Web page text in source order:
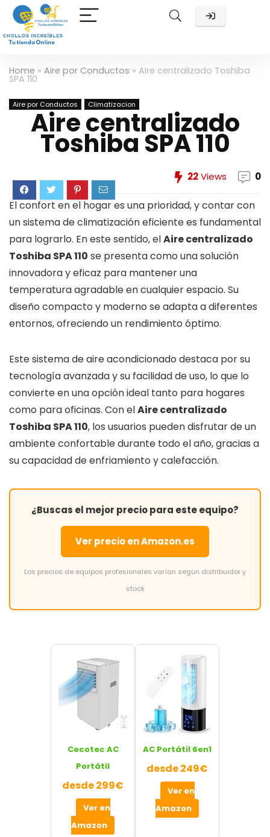
Home » Aire por Conductos » Aire centralizado Toshiba
SPA 110
Aire por Conductos Climatizacion
Aire centralizado
Toshiba SPA 110
22Views 0
El confort en el hogar es una prioridad, y contar con
un sistema de climatización eficiente es fundamental
para lograrlo. En este sentido, elAire centralizado
Toshiba SPA 110 se presenta como una solución
innovadora y eficaz para mantener una
temperatura agradable en cualquier espacio. Su
diseño compacto y moderno se adapta a diferentes
entornos, ofreciendo un rendimiento óptimo.
Este sistema de aire acondicionado destaca por su
tecnología avanzada y su facilidad de uso, lo que lo
convierte en una opción ideal tanto para hogares
como para oficinas. Con elAire centralizado
Toshiba SPA 110, los usuarios pueden disfrutar de un
ambiente confortable durante todo el año, gracias a
su capacidad de enfriamiento y calefacción.
¿Buscas el mejor precio para este equipo?
Ver precio en Amazon.es
Los precios de equipos profesionales varían según distribuidor y
stock
Cecotec AC
Portátil
desde 299€
Ver en
Amazon
AC Portátil 6en1
desde 249€
Ver en
Amazon